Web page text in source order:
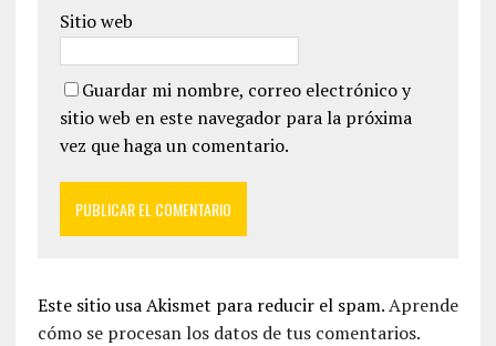
Sitio web
Guardar mi nombre, correo electrónico y
sitio web en este navegador para la próxima
vez que haga un comentario.
Este sitio usa Akismet para reducir el spam.Aprende
cómo se procesan los datos de tus comentarios.